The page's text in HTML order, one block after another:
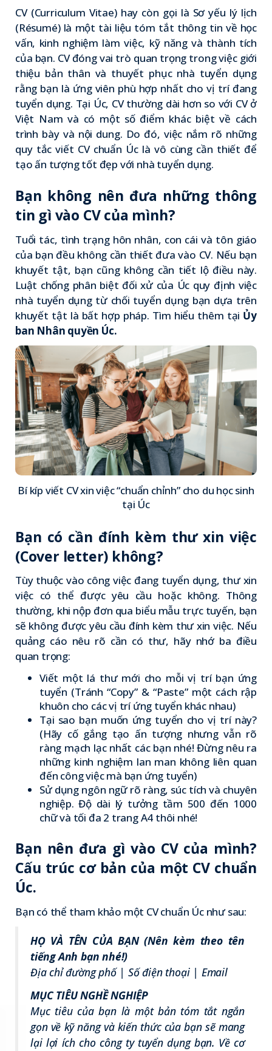
CV (Curriculum Vitae) hay còn gọi là Sơ yếu lý lịch
(Résumé) là một tài liệu tóm tắt thông tin về học
vấn, kinh nghiệm làm việc, kỹ năng và thành tích
của bạn. CV đóng vai trò quan trọng trong việc giới
thiệu bản thân và thuyết phục nhà tuyển dụng
rằng bạn là ứng viên phù hợp nhất cho vị trí đang
tuyển dụng. Tại Úc, CV thường dài hơn so với CV ở
Việt Nam và có một số điểm khác biệt về cách
trình bày và nội dung. Do đó, việc nắm rõ những
quy tắc viết CV chuẩn Úc là vô cùng cần thiết để
tạo ấn tượng tốt đẹp với nhà tuyển dụng.
Bạn không nên đưa những thông
tin gì vào CV của mình?
Tuổi tác, tình trạng hôn nhân, con cái và tôn giáo
của bạn đều không cần thiết đưa vào CV. Nếu bạn
khuyết tật, bạn cũng không cần tiết lộ điều này.
Luật chống phân biệt đối xử của Úc quy định việc
nhà tuyển dụng từ chối tuyển dụng bạn dựa trên
khuyết tật là bất hợp pháp. Tìm hiểu thêm tại Ủy
ban Nhân quyền Úc.
Bí kíp viết CV xin việc “chuẩn chỉnh” cho du học sinh
tại Úc
Bạn có cần đính kèm thư xin việc
(Cover letter) không?
Tùy thuộc vào công việc đang tuyển dụng, thư xin
việc có thể được yêu cầu hoặc không. Thông
thường, khi nộp đơn qua biểu mẫu trực tuyến, bạn
sẽ không được yêu cầu đính kèm thư xin việc. Nếu
quảng cáo nêu rõ cần có thư, hãy nhớ ba điều
quan trọng:
Viết một lá thư mới cho mỗi vị trí bạn ứng
tuyển (Tránh “Copy” & “Paste” một cách rập
khuôn cho các vị trí ứng tuyển khác nhau)
Tại sao bạn muốn ứng tuyển cho vị trí này?
(Hãy cố gắng tạo ấn tượng nhưng vẫn rõ
ràng mạch lạc nhất các bạn nhé! Đừng nêu ra
những kinh nghiệm lan man không liên quan
đến công việc mà bạn ứng tuyển)
Sử dụng ngôn ngữ rõ ràng, súc tích và chuyên
nghiệp. Độ dài lý tưởng tầm 500 đến 1000
chữ và tối đa 2 trang A4 thôi nhé!
Bạn nên đưa gì vào CV của mình?
Cấu trúc cơ bản của một CV chuẩn
Úc.
Bạn có thể tham khảo một CV chuẩn Úc như sau:
HỌ VÀ TÊN CỦA BẠN (Nên kèm theo tên
tiếng Anh bạn nhé!)
Địa chỉ đường phố | Số điện thoại | Email
MỤC TIÊU NGHỀ NGHIỆP
Mục tiêu của bạn là một bản tóm tắt ngắn
gọn về kỹ năng và kiến thức của bạn sẽ mang
lại lợi ích cho công ty tuyển dụng bạn. Về cơ